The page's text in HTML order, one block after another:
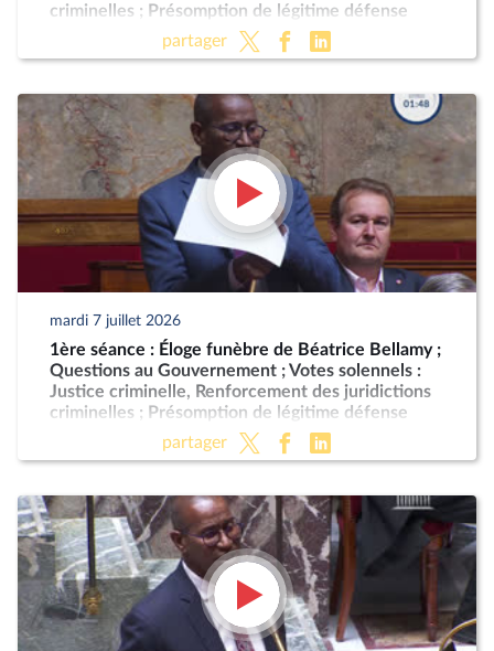
criminelles ; Présomption de légitime défense
pour les forces de l'ordre
partager
mardi 7 juillet 2026
1ère séance : Éloge funèbre de Béatrice Bellamy ;
Questions au Gouvernement ; Votes solennels :
Justice criminelle, Renforcement des juridictions
criminelles ; Présomption de légitime défense
pour les forces de l'ordre
partager